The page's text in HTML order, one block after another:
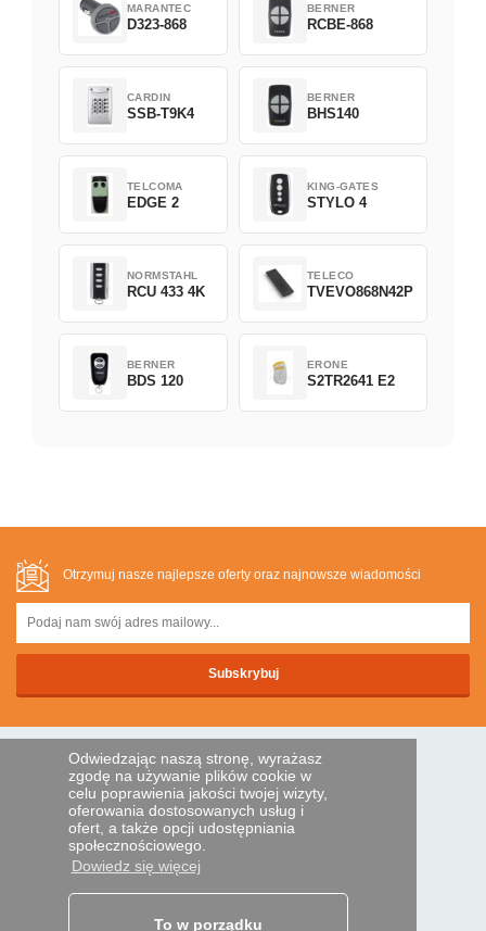
Odwiedzając naszą stronę, wyrażasz
zgodę na używanie plików cookie w
celu poprawienia jakości twojej wizyty,
oferowania dostosowanych usług i
ofert, a także opcji udostępniania
społecznościowego.
Dowiedz się więcej
To w porządku
MARANTEC
D323-868
BERNER
RCBE-868
CARDIN
SSB-T9K4
BERNER
BHS140
TELCOMA
EDGE 2
KING-GATES
STYLO 4
NORMSTAHL
RCU 433 4K
TELECO
TVEVO868N42P
BERNER
BDS 120
ERONE
S2TR2641 E2
Otrzymuj nasze najlepsze oferty oraz najnowsze wiadomości
BEZPIECZNA PLATNOSC
Przelewem
POMOC I USŁUGI
Śledź swoje zamówienie